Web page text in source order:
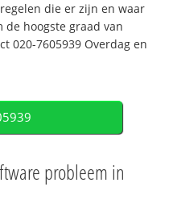
die er zijn en waar
de hoogste graad van
020-7605939 Overdag en
probleem in